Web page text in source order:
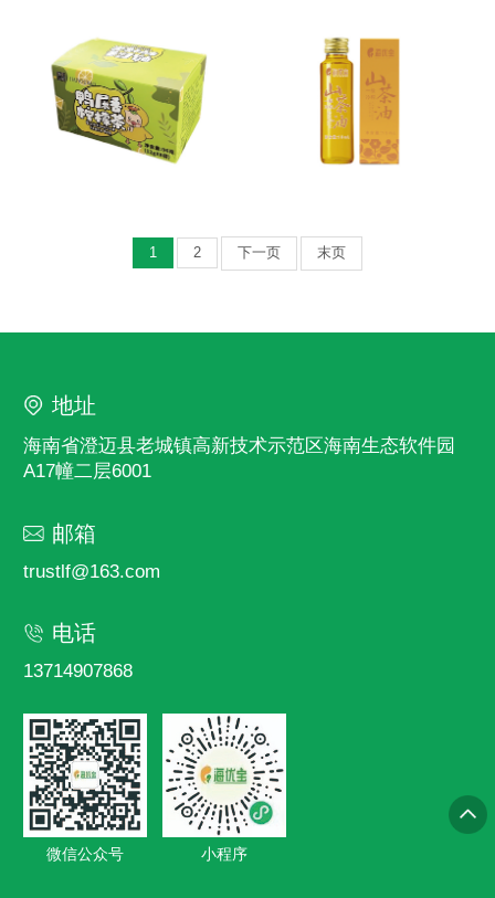
1 2 下一页 末页
地址
海南省澄迈县老城镇高新技术示范区海南生态软件园
A17幢二层6001
邮箱
trustlf@163.com
电话
13714907868
微信公众号 小程序